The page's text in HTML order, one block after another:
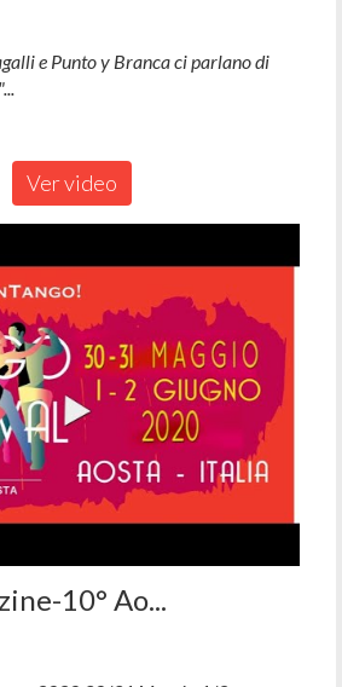
e Punto y Branca ci parlano di
Ver video
10° Ao...